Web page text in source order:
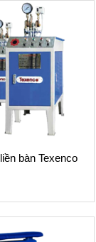
bàn Texenco